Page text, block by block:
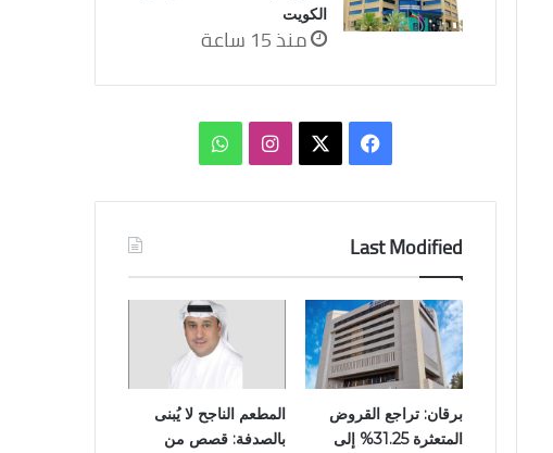
الكويت
منذ 15 ساعة
فيسبوك انستقرامواتساب
Last Modified
برقان: تراجع القروض
المتعثرة 31.25% إلى
المطعم الناجح لا يُبنى
بالصدفة: قصص من